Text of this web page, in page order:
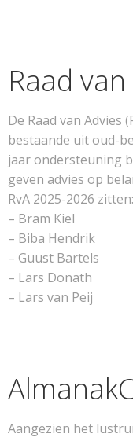
Raad
De Raad van Advies
bestaande uit oud-
jaar ondersteuning
geven advies op
RvA 2025-2026 zitten:
– Bram Kiel
– Biba Hendrik
– Guust Bartels
– Lars Donath
– Lars van Peij
Aangezien het